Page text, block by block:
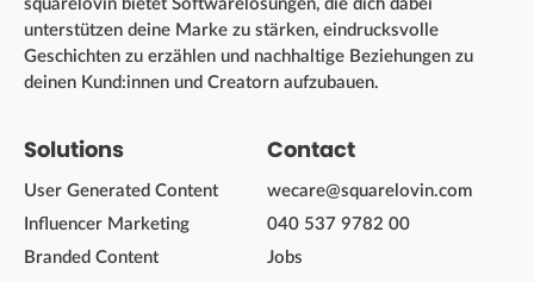
squarelovin bietet Softwarelösungen, die dich dabei
unterstützen deine Marke zu stärken, eindrucksvolle
Geschichten zu erzählen und nachhaltige Beziehungen zu
deinen Kund:innen und Creatorn aufzubauen.
Solutions
User Generated Content
Influencer Marketing
Branded Content
Contact
wecare@squarelovin.com
040 537 9782 00
Jobs